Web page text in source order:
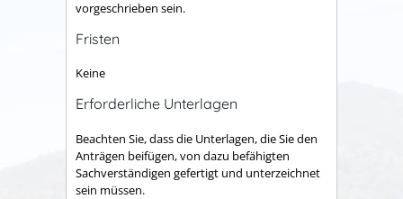
vorgeschrieben sein.
Fristen
Keine
Erforderliche Unterlagen
Beachten Sie, dass die Unterlagen, die Sie den
Anträgen beifügen, von dazu befähigten
Sachverständigen gefertigt und unterzeichnet
sein müssen.